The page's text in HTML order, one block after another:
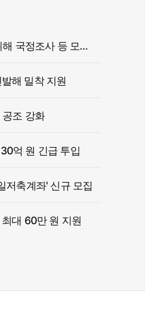
정부, '참정권 침해' 규명 총력... "선관위 개혁 위해 국정조사 등 모든 조치"
해 밀착 지원
조 강화
억 원 긴급 투입
저축계좌' 신규 모집
대 60만 원 지원